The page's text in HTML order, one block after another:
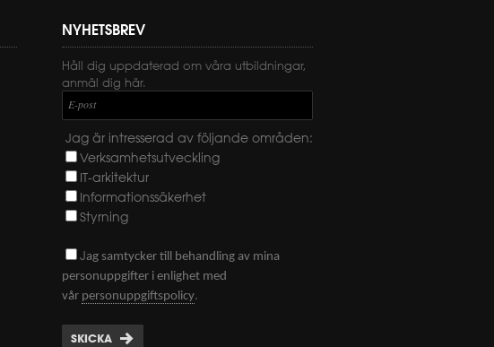
NYHETSBREV
Håll dig uppdaterad om våra utbildningar,
anmäl dig här.
E-post
Jag är intresserad av följande områden:
Verksamhetsutveckling
IT-arkitektur
Informationssäkerhet
Styrning
Jag samtycker till behandling av mina
personuppgifter i enlighet med
vår personuppgiftspolicy.
SKICKA